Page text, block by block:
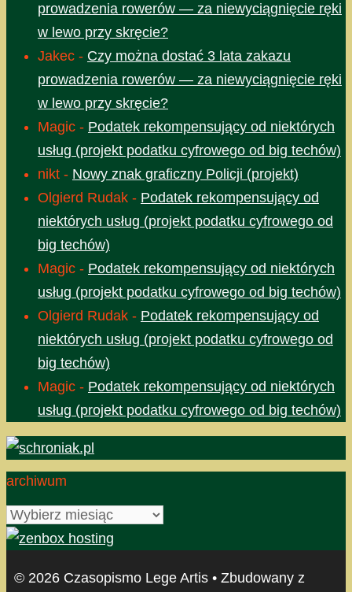
prowadzenia rowerów — za niewyciągnięcie ręki
w lewo przy skręcie?
Jakec - Czy można dostać 3 lata zakazu
prowadzenia rowerów — za niewyciągnięcie ręki
w lewo przy skręcie?
Magic - Podatek rekompensujący od niektórych
usług (projekt podatku cyfrowego od big techów)
nikt - Nowy znak graficzny Policji (projekt)
Olgierd Rudak - Podatek rekompensujący od
niektórych usług (projekt podatku cyfrowego od
big techów)
Magic - Podatek rekompensujący od niektórych
usług (projekt podatku cyfrowego od big techów)
Olgierd Rudak - Podatek rekompensujący od
niektórych usług (projekt podatku cyfrowego od
big techów)
Magic - Podatek rekompensujący od niektórych
usług (projekt podatku cyfrowego od big techów)
archiwum
archiwum
© 2026 Czasopismo Lege Artis • Zbudowany z